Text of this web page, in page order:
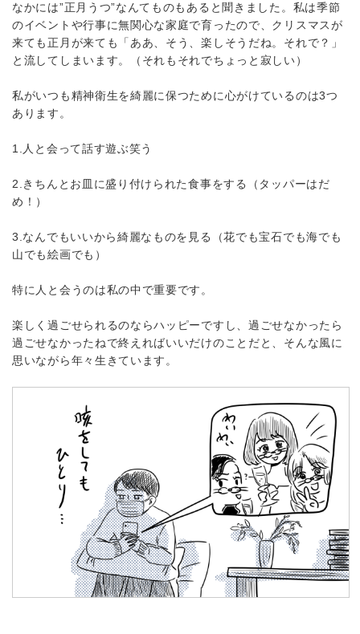
なかには”正月うつ”なんてものもあると聞きました。私は季節
のイベントや行事に無関心な家庭で育ったので、クリスマスが
来ても正月が来ても「ああ、そう、楽しそうだね。それで？」
と流してしまいます。（それもそれでちょっと寂しい）
私がいつも精神衛生を綺麗に保つために心がけているのは3つ
あります。
1.人と会って話す遊ぶ笑う
2.きちんとお皿に盛り付けられた食事をする（タッパーはだ
め！）
3.なんでもいいから綺麗なものを見る（花でも宝石でも海でも
山でも絵画でも）
特に人と会うのは私の中で重要です。
楽しく過ごせられるのならハッピーですし、過ごせなかったら
過ごせなかったねで終えればいいだけのことだと、そんな風に
思いながら年々生きています。